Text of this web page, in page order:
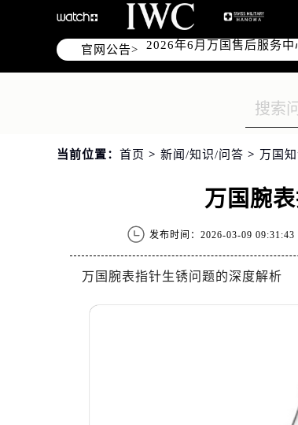
官网公告>
2026年6月万国上海市售后
2026年6月上海市万国官方
2026年6月万国售后服务
上海市黄浦区南京东路
上海市徐汇区虹桥路3号港
当前位置： 首页 > 新闻/知识/问答 > 万国
万国腕
发布时间：2026-03-09 09:31:43
万国腕表指针生锈问题的深度解析